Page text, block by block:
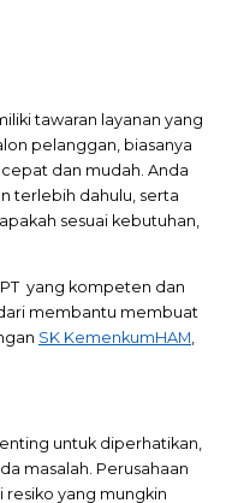
tawaran layanan yang
pelanggan, biasanya
dan mudah. Anda
terlebih dahulu, serta
sesuai kebutuhan,
yang kompeten dan
membantu membuat
SK KemenkumHAM
untuk diperhatikan,
masalah. Perusahaan
resiko yang mungkin